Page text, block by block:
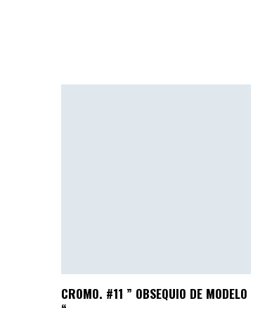
CROMO. #11 ” OBSEQUIO DE MODELO
“